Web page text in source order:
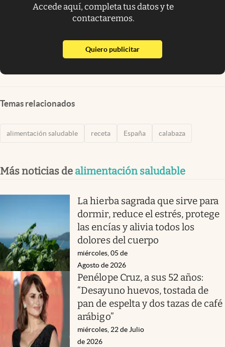
Accede aquí, completa tus datos y te
contactaremos.
Quiero publicitarabre en nueva pestaña
Temas relacionados
alimentación saludable receta España calabaza
Más noticias de alimentación saludable
La hierba sagrada que sirve para
dormir, reduce el estrés, protege
las encías y alivia todos los
dolores del cuerpo
miércoles, 05 de
Agosto de 2026
Penélope Cruz, a sus 52 años:
“Desayuno huevos, tostada de
pan de espelta y dos tazas de café
arábigo”
miércoles, 22 de Julio
de 2026